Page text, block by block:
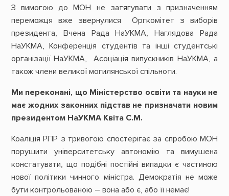
З вимогою до МОН не затягувати з призначенням
переможця вже звернулися Оргкомітет з виборів
президента, Вчена Рада НаУКМА, Наглядова Рада
НаУКМА, Конференція студентів та інші студентські
організації НаУКМА, Асоціація випускників НаУКМА, а
також члени великої могилянської спільноти.
Ми переконані, що Міністерство освіти та науки не
має жодних законних підстав не призначати новим
президентом НаУКМА Квіта С.М.
Коаліція РПР з тривогою спостерігає за спробою МОН
порушити університетську автономію та вимушена
констатувати, що подібні постійні випадки є частиною
нової політики чинного міністра. Демократія не може
бути контрольованою – вона або є, або її немає!